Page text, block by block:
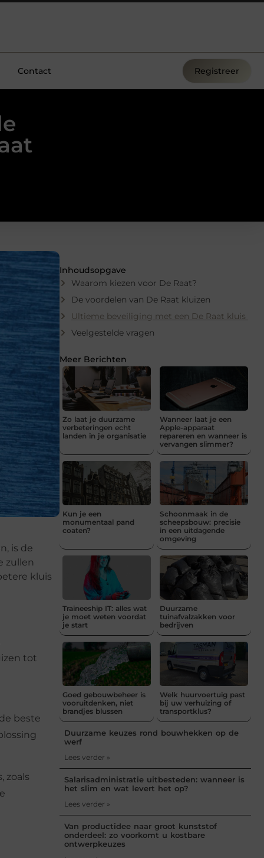
Contact Registreer
is de
zullen
kluis
tot
beste
zoals
Inhoudsopgave
Waarom kiezen voor De Raat?
De voordelen van De Raat kluizen
Ultieme beveiliging met een De Raat kluis
Veelgestelde vragen
Meer Berichten
Zo laat je duurzame
verbeteringen echt
landen in je organisatie
Wanneer laat je een
Apple-apparaat
repareren en wanneer is
vervangen slimmer?
Kun je een
monumentaal pand
coaten?
Schoonmaak in de
scheepsbouw: precisie
in een uitdagende
omgeving
Traineeship IT: alles wat
je moet weten voordat
je start
Duurzame
tuinafvalzakken voor
bedrijven
Goed gebouwbeheer is
vooruitdenken, niet
brandjes blussen
Welk huurvoertuig past
bij uw verhuizing of
transportklus?
Duurzame keuzes rond bouwhekken op de
werf
Lees verder »
Salarisadministratie uitbesteden: wanneer is
het slim en wat levert het op?
Lees verder »
Van productidee naar groot kunststof
onderdeel: zo voorkomt u kostbare
ontwerpkeuzes